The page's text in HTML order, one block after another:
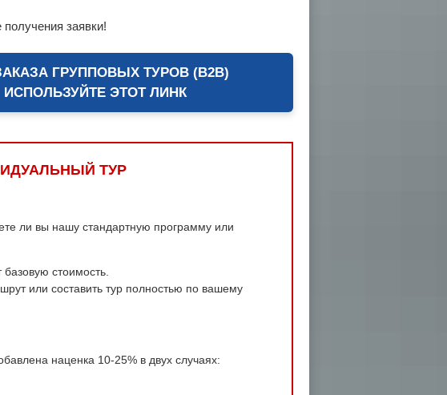
заявки!
ГРУППОВЫХ ТУРОВ (B2B)
ИСПОЛЬЗУЙТЕ ЭТОТ ЛИНК
ТУР
ли вы нашу стандартную программу или
стоимость.
или составить тур полностью по вашему
наценка 10-25% в двух случаях: